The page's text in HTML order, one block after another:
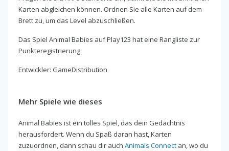
Karten abgleichen können. Ordnen Sie alle Karten auf dem
Brett zu, um das Level abzuschließen.
Das Spiel Animal Babies auf Play123 hat eine Rangliste zur
Punkteregistrierung.
Entwickler: GameDistribution
Mehr Spiele wie dieses
Animal Babies ist ein tolles Spiel, das dein Gedächtnis
herausfordert. Wenn du Spaß daran hast, Karten
zuzuordnen, dann schau dir auch Animals Connect an, wo du